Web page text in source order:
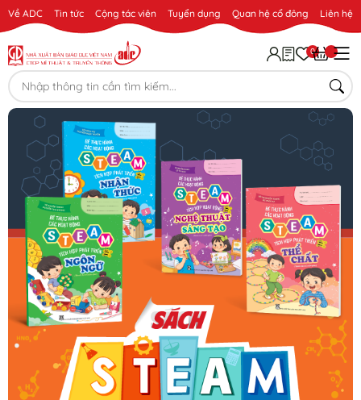
Về ADC Tin tức Cộng tác viên Tuyển dụng Quan hệ cổ đông Liên hệ
0